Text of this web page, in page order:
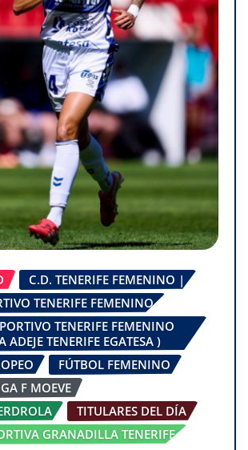
C.D. TENERIFE FEMENINO |
TENERIFE FEMENINO
TENERIFE FEMENINO
ADEJE TENERIFE EGATESA )
FÚTBOL FEMENINO
F MOEVE
TITULARES DEL DÍA
GRANADILLA TENERIFE